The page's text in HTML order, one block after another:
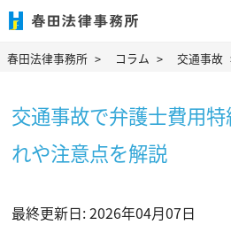
春田法律事務所 コラム 交通事故
交通事故で弁護士費用
れや注意点を解説
最終更新日: 2026年04月07日